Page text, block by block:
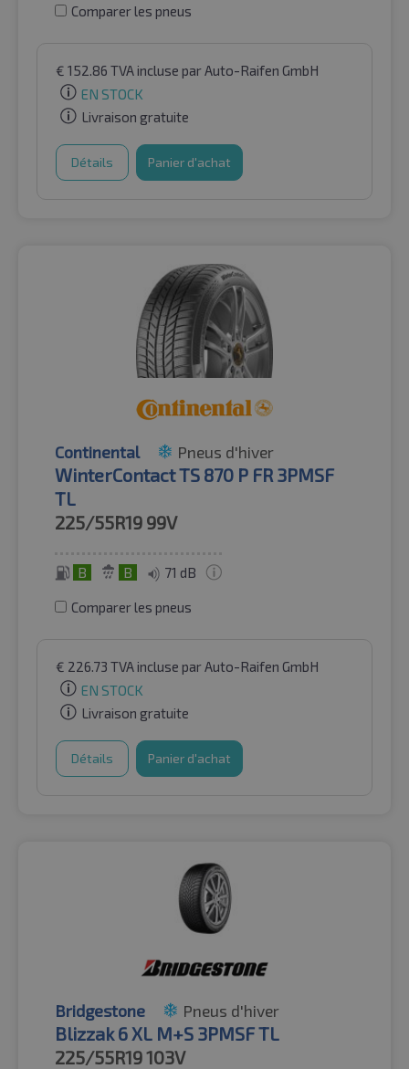
Comparer les pneus
€ 152.86 TVA incluse par Auto-Raifen GmbH
EN STOCK
Livraison gratuite
Détails Panier d'achat
Continental Pneus d'hiver
WinterContact TS 870 P FR 3PMSF
TL
225/55R19 99V
B B 71 dB
Comparer les pneus
€ 226.73 TVA incluse par Auto-Raifen GmbH
EN STOCK
Livraison gratuite
Détails Panier d'achat
Bridgestone Pneus d'hiver
Blizzak 6 XL M+S 3PMSF TL
225/55R19103V